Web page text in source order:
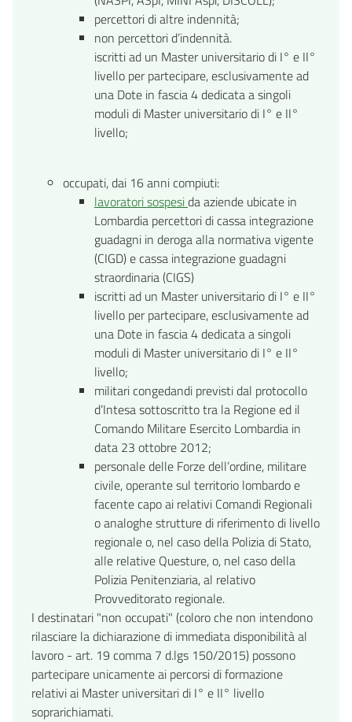
percettori di altre indennità;
non percettori d’indennità.
iscritti ad un Master universitario di I° e II°
livello per partecipare, esclusivamente ad
una Dote in fascia 4 dedicata a singoli
moduli di Master universitario di I° e II°
livello;
occupati, dai 16 anni compiuti:
lavoratori sospesida aziende ubicate in
Lombardia percettori di cassa integrazione
guadagni in deroga alla normativa vigente
(CIGD) e cassa integrazione guadagni
straordinaria (CIGS)
iscritti ad un Master universitario di I° e II°
livello per partecipare, esclusivamente ad
una Dote in fascia 4 dedicata a singoli
moduli di Master universitario di I° e II°
livello;
militari congedandi previsti dal protocollo
d’Intesa sottoscritto tra la Regione ed il
Comando Militare Esercito Lombardia in
data 23 ottobre 2012;
personale delle Forze dell’ordine, militare
civile, operante sul territorio lombardo e
facente capo ai relativi Comandi Regionali
o analoghe strutture di riferimento di livello
regionale o, nel caso della Polizia di Stato,
alle relative Questure, o, nel caso della
Polizia Penitenziaria, al relativo
Provveditorato regionale.
I destinatari "non occupati" (coloro che non intendono
rilasciare la dichiarazione di immediata disponibilità al
lavoro - art. 19 comma 7 d.lgs 150/2015) possono
partecipare unicamente ai percorsi di formazione
relativi ai Master universitari di I° e II° livello
soprarichiamati.